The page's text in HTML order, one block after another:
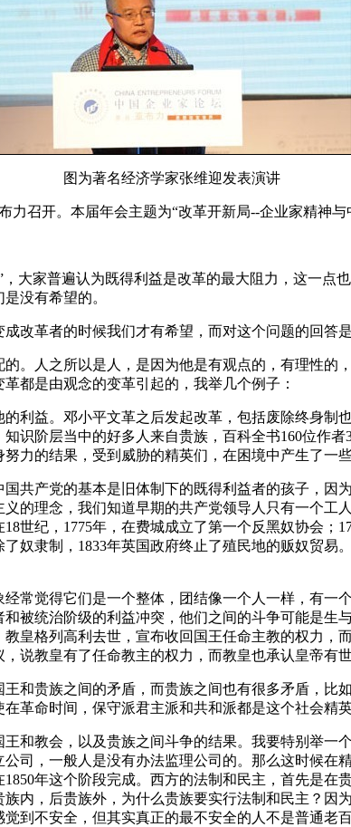
图为著名经济学家张维迎发表演讲
召开。本届年会主题为“改革开新局--企业家精神与
大家普遍认为既得利益是改革的最大阻力，这一点
没有希望的。
改革者的时候我们才有希望，而对这个问题的回答
。人之所以是人，是因为他是有观点的，有理性的
都是由观念的变革引起的，我举几个例子：
利益。邓小平文革之后发起改革，包括废除终身制
识阶层当中的好多人来自贵族，百科全书160位作
力的结果，受到威胁的精英们，在困境中产生了一
共产党的基本是旧体制下的既得利益者的孩子，
的理念，我们知道早期的共产党领导人只有一个工
世纪，1775年，在费城成立了第一个反黑奴协会；
奴隶制，1833年英国政府终止了殖民地的贩奴贸
常觉得它们是一个整体，团结像一个人一样，有一
被统治阶级的利益冲突，他们之间的斗争可能是生
皇格列高利去世，宣布收回国王任命主教的权力，
说教皇有了任命教主的权力，而教皇也承认皇帝有
和贵族之间的矛盾，而贵族之间也有很多矛盾，
革命时间，保守派君主派和共和派都是这个社会精
和教会，以及贵族之间斗争的结果。我要特别举一
司，一般人是没有办法监理公司的。那么这时候在
年这个阶段完成。西方的法制和民主，首先是
内，后贵族外，为什么贵族要实行法制和民主？
到不安全，但其实真正的最不安全的人不是普通